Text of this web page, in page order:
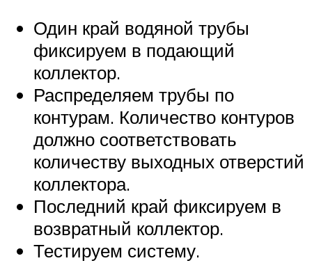
Один край водяной трубы
фиксируем в подающий
коллектор.
Распределяем трубы по
контурам. Количество контуров
должно соответствовать
количеству выходных отверстий
коллектора.
Последний край фиксируем в
возвратный коллектор.
Тестируем систему.